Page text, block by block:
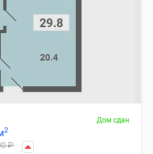
Дом сдан
2
₽